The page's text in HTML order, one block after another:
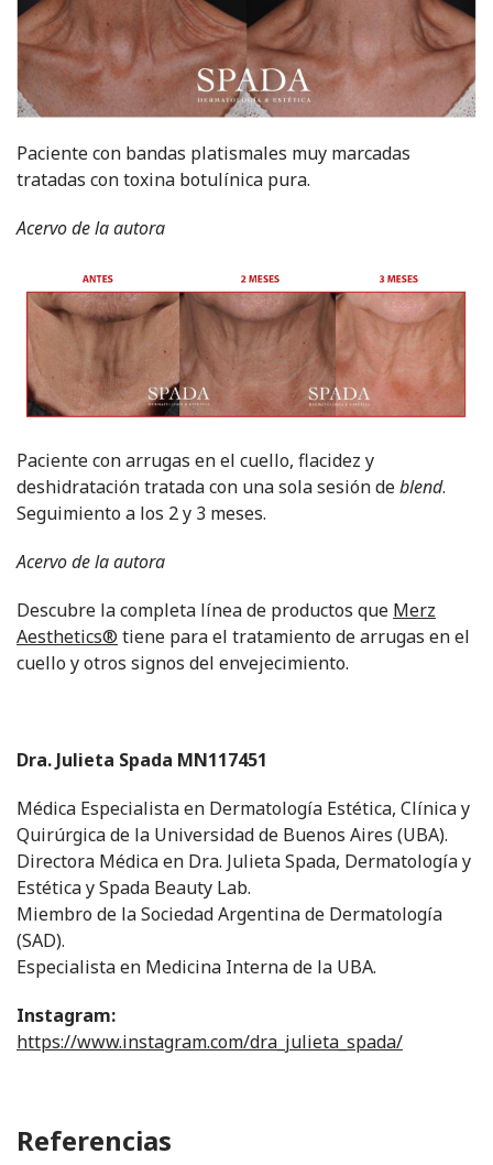
Paciente con bandas platismales muy marcadas
tratadas con toxina botulínica pura.
Acervo de la autora
Paciente con arrugas en el cuello, flacidez y
deshidratación tratada con una sola sesión deblend.
Seguimiento a los 2 y 3 meses.
Acervo de la autora
Descubre la completa línea de productos que Merz
Aesthetics® tiene para el tratamiento de arrugas en el
cuello y otros signos del envejecimiento.
Dra. Julieta Spada MN117451
Médica Especialista en Dermatología Estética, Clínica y
Quirúrgica de la Universidad de Buenos Aires (UBA).
Directora Médica en Dra. Julieta Spada, Dermatología y
Estética y Spada Beauty Lab.
Miembro de la Sociedad Argentina de Dermatología
(SAD).
Especialista en Medicina Interna de la UBA.
Instagram:
https://www.instagram.com/dra_julieta_spada/
Referencias